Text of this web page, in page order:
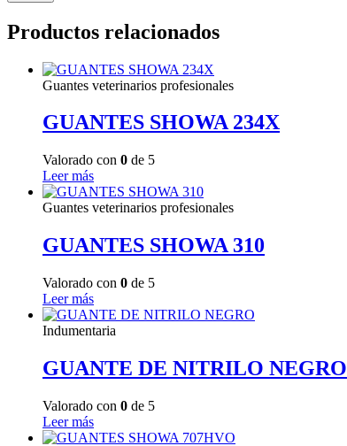
Productos relacionados
Guantes veterinarios profesionales
GUANTES SHOWA 234X
Valorado con 0 de 5
Leer más
Guantes veterinarios profesionales
GUANTES SHOWA 310
Valorado con 0 de 5
Leer más
Indumentaria
GUANTE DE NITRILO NEGRO
Valorado con 0 de 5
Leer más